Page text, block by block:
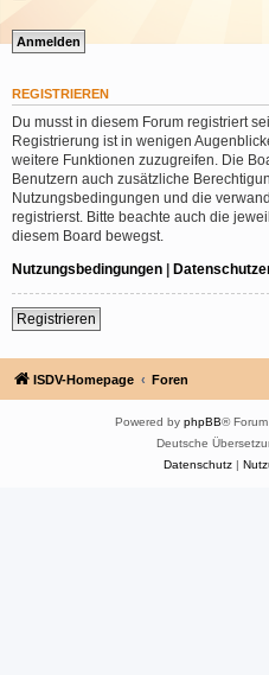
REGISTRIEREN
Du musst in diesem Forum registriert
Registrierung ist in wenigen
weitere Funktionen zuzugreifen. Die
Benutzern auch zusätzliche
Nutzungsbedingungen und die
registrierst. Bitte beachte auch die
diesem Board bewegst.
Nutzungsbedingungen |
Registrieren
ISDV-Homepage Foren
Powered by phpBB®
Deutsche
Datenschutz|